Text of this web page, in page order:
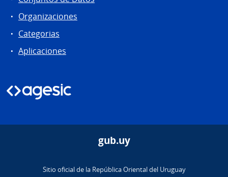
Organizaciones
Categorias
Aplicaciones
gub.uy
Sitio oficial de la República Oriental del Uruguay